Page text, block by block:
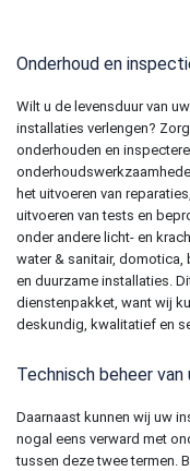
Onderhoud en
Wilt u de levensduur van uw
installaties verlengen?
onderhouden en
het uitvoeren van
uitvoeren van tests en
onder andere licht- en
water & sanitair,
en duurzame installaties.
dienstenpakket, want wij
deskundig, kwalitatief en
Technisch beheer
Daarnaast kunnen wij uw
nogal eens verward met
tussen deze twee termen.